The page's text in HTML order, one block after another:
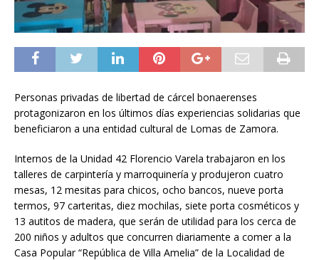
Personas privadas de libertad de cárcel bonaerenses
protagonizaron en los últimos días experiencias solidarias que
beneficiaron a una entidad cultural de Lomas de Zamora.
Internos de la Unidad 42 Florencio Varela trabajaron en los
talleres de carpintería y marroquinería y produjeron cuatro
mesas, 12 mesitas para chicos, ocho bancos, nueve porta
termos, 97 carteritas, diez mochilas, siete porta cosméticos y
13 autitos de madera, que serán de utilidad para los cerca de
200 niños y adultos que concurren diariamente a comer a la
Casa Popular “República de Villa Amelia” de la Localidad de